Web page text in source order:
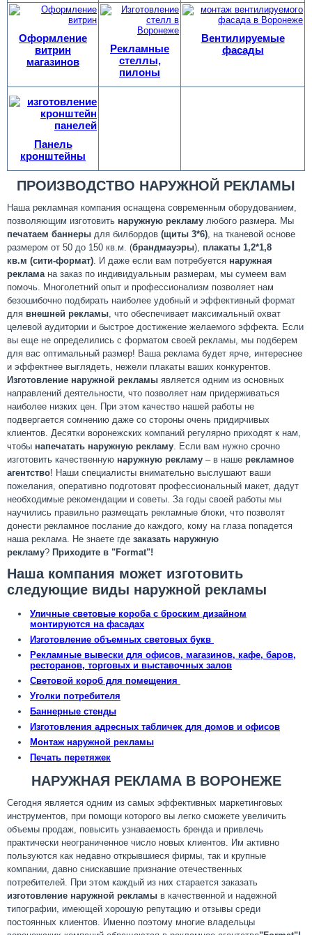
Оформление
витрин
магазинов
Рекламные
стеллы,
пилоны
Вентилируемые
фасады
Панель
кронштейны
ПРОИЗВОДСТВО НАРУЖНОЙ РЕКЛАМЫ
Наша рекламная компания оснащена современным оборудованием,
позволяющим изготовить наружную рекламу любого размера. Мы
печатаем баннеры для билбордов (щиты 3*6), на тканевой основе
размером от 50 до 150 кв.м. (брандмауэры), плакаты 1,2*1,8
кв.м (сити-формат). И даже если вам потребуется наружная
рекламана заказ по индивидуальным размерам, мы сумеем вам
помочь. Многолетний опыт и профессионализм позволяет нам
безошибочно подбирать наиболее удобный и эффективный формат
для внешней рекламы, что обеспечивает максимальный охват
целевой аудитории и быстрое достижение желаемого эффекта. Если
вы еще не определились с форматом своей рекламы, мы подберем
для вас оптимальный размер! Ваша реклама будет ярче, интереснее
и эффектнее выглядеть, нежели плакаты ваших конкурентов.
Изготовление наружной рекламы является одним из основных
направлений деятельности, что позволяет нам придерживаться
наиболее низких цен. При этом качество нашей работы не
подвергается сомнению даже со стороны очень придирчивых
клиентов. Десятки воронежских компаний регулярно приходят к нам,
чтобы напечатать наружную рекламу. Если вам нужно срочно
изготовить качественную наружную рекламу – в наше рекламное
агентство! Наши специалисты внимательно выслушают ваши
пожелания, оперативно подготовят профессиональный макет, дадут
необходимые рекомендации и советы. За годы своей работы мы
научились правильно размещать рекламные блоки, что позволят
донести рекламное послание до каждого, кому на глаза попадется
наша реклама. Не знаете где заказать наружную
рекламу? Приходите в "Format"!
Наша компания может изготовить
следующие виды наружной рекламы
Уличные световые короба с броским дизайном
монтируются на фасадах
Изготовление объемных световых букв
Рекламные вывески для офисов, магазинов, кафе, баров,
ресторанов, торговых и выставочных залов
Световой короб для помещения
Уголки потребителя
Баннерные стенды
Изготовления адресных табличек для домов и офисов
Монтаж наружной рекламы
Печать перетяжек
НАРУЖНАЯ РЕКЛАМА В ВОРОНЕЖЕ
Сегодня является одним из самых эффективных маркетинговых
инструментов, при помощи которого вы легко сможете увеличить
объемы продаж, повысить узнаваемость бренда и привлечь
практически неограниченное число новых клиентов. Им активно
пользуются как недавно открывшиеся фирмы, так и крупные
компании, давно снискавшие признание отечественных
потребителей. При этом каждый из них старается заказать
изготовление наружной рекламы в качественной и надежной
типографии, имеющей хорошую репутацию и отзывы среди
постоянных клиентов. Именно поэтому многие владельцы